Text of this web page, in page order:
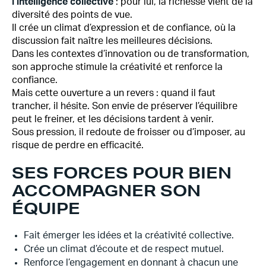
diversité des points de vue.
Il crée un climat d’expression et de confiance, où la
discussion fait naître les meilleures décisions.
Dans les contextes d’innovation ou de transformation,
son approche stimule la créativité et renforce la
confiance.
Mais cette ouverture a un revers : quand il faut
trancher, il hésite. Son envie de préserver l’équilibre
peut le freiner, et les décisions tardent à venir.
Sous pression, il redoute de froisser ou d’imposer, au
risque de perdre en efficacité.
SES FORCES POUR BIEN
ACCOMPAGNER SON
ÉQUIPE
Fait émerger les idées et la créativité collective.
Crée un climat d’écoute et de respect mutuel.
Renforce l’engagement en donnant à chacun une